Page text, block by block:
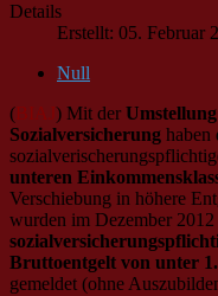
Details
Erstellt: 05. Februar
Null
(BIAJ) Mit der
Sozialversicherung haben
unteren
Verschiebung in höhere
wurden im Dezember
Bruttoentgelt von unter
gemeldet (ohne